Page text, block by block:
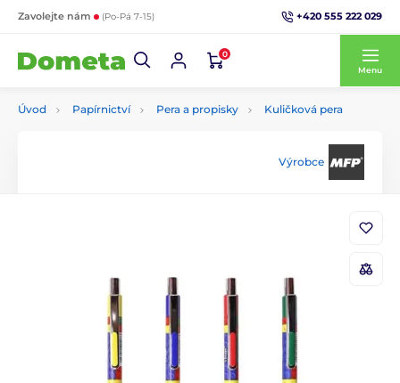
Zavolejte nám (Po-Pá 7-15) +420 555 222 029
0
Menu
Úvod Papírnictví Pera a propisky Kuličková pera
Výrobce